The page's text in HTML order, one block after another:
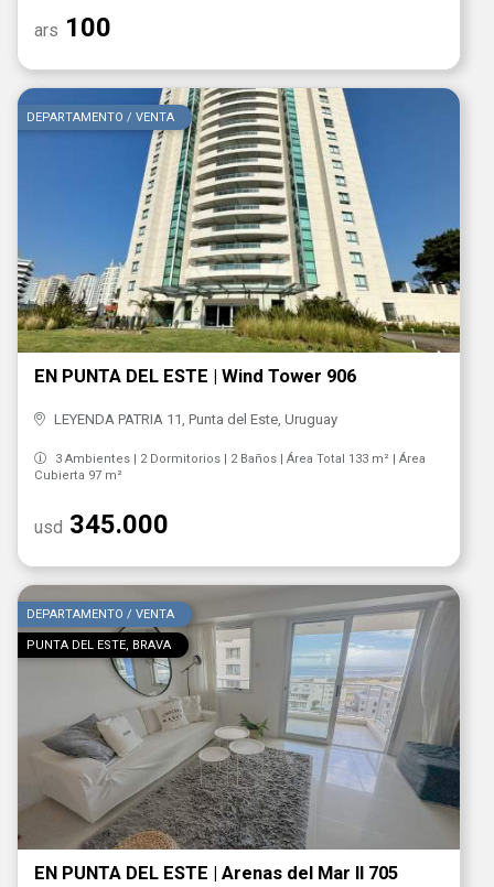
ars 100
DEPARTAMENTO / VENTA
EN PUNTA DEL ESTE | Wind Tower 906
LEYENDA PATRIA 11, Punta del Este, Uruguay
3 Ambientes | 2 Dormitorios | 2 Baños | Área Total 133 m² | Área
Cubierta 97 m²
usd 345.000
DEPARTAMENTO / VENTA
PUNTA DEL ESTE, BRAVA
EN PUNTA DEL ESTE | Arenas del Mar ll 705